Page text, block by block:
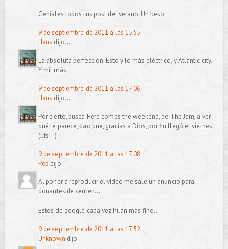
Geniales todos tus post del verano. Un beso
9 de septiembre de 2011 a las 15:55
Hans dijo...
La absoluta perfección. Esto y lo más eléctrico, y Atlantic city.
Y mil más.
9 de septiembre de 2011 a las 17:06
Hans dijo...
Por cierto, busca Here comes the weekend, de The Jam, a ver
qué te parece, dao que, gracias a Dios, por fin llegó el viernes
(ufs!!!)
9 de septiembre de 2011 a las 17:08
Pep dijo...
Al poner a reproducir el vídeo me sale un anuncio para
donantes de semen...
Estos de google cada vez hilan más fino..
9 de septiembre de 2011 a las 17:52
Unknown dijo...